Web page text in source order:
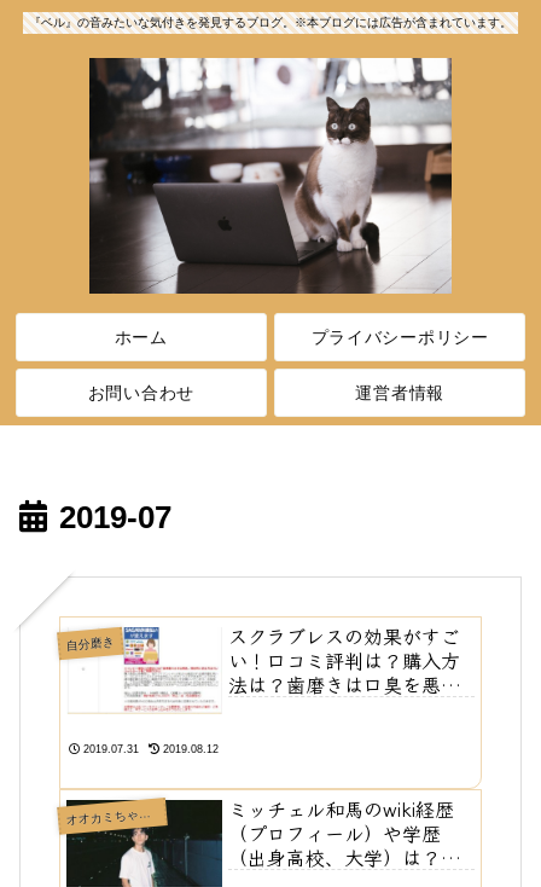
『ベル』の音みたいな気付きを発見するブログ。※本ブログには広告が含まれています。
ホーム プライバシーポリシー
お問い合わせ 運営者情報
2019-07
自分磨き
スクラブレスの効果がすご
い！口コミ評判は？購入方
法は？歯磨きは口臭を悪化
2019.07.31 2019.08.12
オオカミちゃんには騙されない🐺
ミッチェル和馬のwiki経歴
（プロフィール）や学歴
（出身高校、大学）は？彼